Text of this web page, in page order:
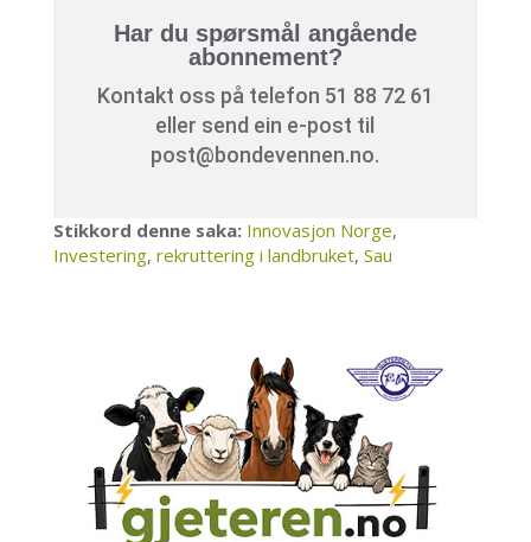
Har du spørsmål angående
abonnement?
Kontakt oss på telefon 51 88 72 61
eller send ein e-post til
post@bondevennen.no.
Stikkord denne saka: Innovasjon Norge,
Investering, rekruttering i landbruket, Sau